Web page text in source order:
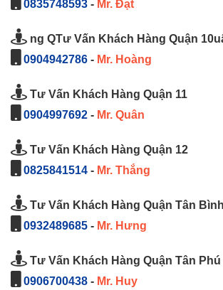
0835748593 - Mr. Đạt
ng QTư Vấn Khách Hàng Quận
0904942786 - Mr. Hoàng
Tư Vấn Khách Hàng Quận 11
0904997692 - Mr. Quân
Tư Vấn Khách Hàng Quận 12
0825841514 - Mr. Thắng
Tư Vấn Khách Hàng Quận Tân Bình
0932489685 - Mr. Hưng
Tư Vấn Khách Hàng Quận Tân Phú
0906700438 - Mr. Huy